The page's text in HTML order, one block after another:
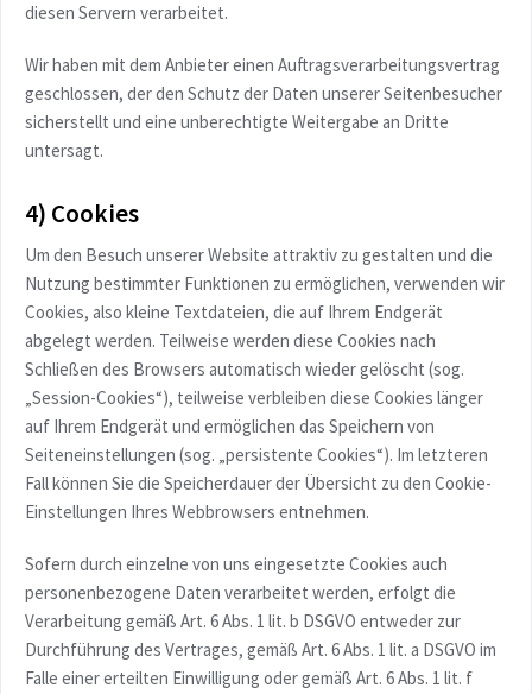
diesen Servern verarbeitet.
Wir haben mit dem Anbieter einen Auftragsverarbeitungsvertrag
geschlossen, der den Schutz der Daten unserer Seitenbesucher
sicherstellt und eine unberechtigte Weitergabe an Dritte
untersagt.
4) Cookies
Um den Besuch unserer Website attraktiv zu gestalten und die
Nutzung bestimmter Funktionen zu ermöglichen, verwenden wir
Cookies, also kleine Textdateien, die auf Ihrem Endgerät
abgelegt werden. Teilweise werden diese Cookies nach
Schließen des Browsers automatisch wieder gelöscht (sog.
„Session-Cookies“), teilweise verbleiben diese Cookies länger
auf Ihrem Endgerät und ermöglichen das Speichern von
Seiteneinstellungen (sog. „persistente Cookies“). Im letzteren
Fall können Sie die Speicherdauer der Übersicht zu den Cookie-
Einstellungen Ihres Webbrowsers entnehmen.
Sofern durch einzelne von uns eingesetzte Cookies auch
personenbezogene Daten verarbeitet werden, erfolgt die
Verarbeitung gemäß Art. 6 Abs. 1 lit. b DSGVO entweder zur
Durchführung des Vertrages, gemäß Art. 6 Abs. 1 lit. a DSGVO im
Falle einer erteilten Einwilligung oder gemäß Art. 6 Abs. 1 lit. f